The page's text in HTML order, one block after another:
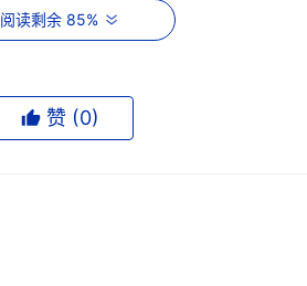
阅读剩余 85%
赞 (0)